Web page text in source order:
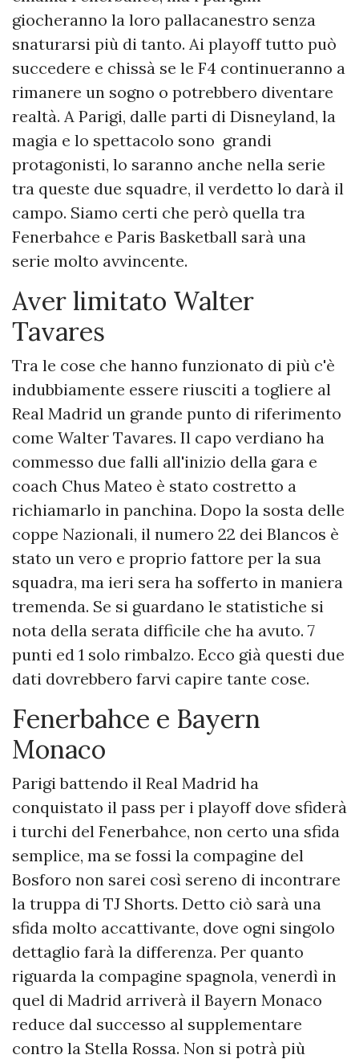
giocheranno la loro pallacanestro senza
snaturarsi più di tanto. Ai playoff tutto può
succedere e chissà se le F4 continueranno a
rimanere un sogno o potrebbero diventare
realtà. A Parigi, dalle parti di Disneyland, la
magia e lo spettacolo sono grandi
protagonisti, lo saranno anche nella serie
tra queste due squadre, il verdetto lo darà il
campo. Siamo certi che però quella tra
Fenerbahce e Paris Basketball sarà una
serie molto avvincente.
Aver limitato Walter
Tavares
Tra le cose che hanno funzionato di più c'è
indubbiamente essere riusciti a togliere al
Real Madrid un grande punto di riferimento
come Walter Tavares. Il capo verdiano ha
commesso due falli all'inizio della gara e
coach Chus Mateo è stato costretto a
richiamarlo in panchina. Dopo la sosta delle
coppe Nazionali, il numero 22 dei Blancos è
stato un vero e proprio fattore per la sua
squadra, ma ieri sera ha sofferto in maniera
tremenda. Se si guardano le statistiche si
nota della serata difficile che ha avuto. 7
punti ed 1 solo rimbalzo. Ecco già questi due
dati dovrebbero farvi capire tante cose.
Fenerbahce e Bayern
Monaco
Parigi battendo il Real Madrid ha
conquistato il pass per i playoff dove sfiderà
i turchi del Fenerbahce, non certo una sfida
semplice, ma se fossi la compagine del
Bosforo non sarei così sereno di incontrare
la truppa di TJ Shorts. Detto ciò sarà una
sfida molto accattivante, dove ogni singolo
dettaglio farà la differenza. Per quanto
riguarda la compagine spagnola, venerdì in
quel di Madrid arriverà il Bayern Monaco
reduce dal successo al supplementare
contro la Stella Rossa. Non si potrà più